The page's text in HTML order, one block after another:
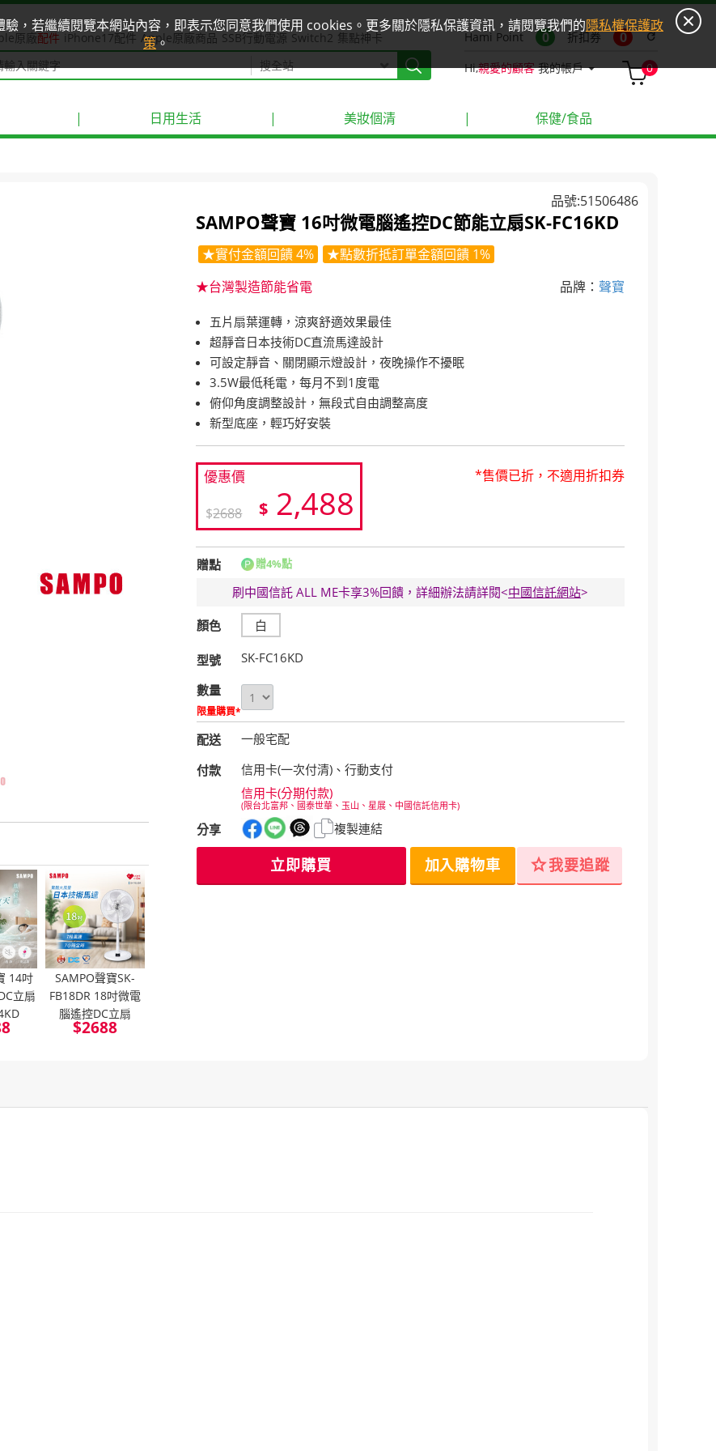
，若繼續閱覽本網站內容，即表示您同意我們使用 cookies。更多關於隱私保護資訊，請閱覽我們的隱私權保護政
策。
原廠配件 iPhone17配件 Apple原廠商品 SSB行動電源 Switch2 集點神卡 Hami Point 0 折扣券 0 refresh
Hi,親愛的顧客 我的帳戶 0
| 日用生活 | 美妝個清 | 保健/食品
品號:51506486
14吋
立扇
SAMPO聲寶SK-
FB18DR 18吋微電
腦遙控DC立扇
$2688
SAMPO聲寶 16吋微電腦遙控DC節能立扇SK-FC16KD
★實付金額回饋 4%
★點數折抵訂單金額回饋 1%
★台灣製造節能省電
品牌： 聲寶
五片扇葉運轉，涼爽舒適效果最佳
超靜音日本技術DC直流馬達設計
可設定靜音、關閉顯示燈設計，夜晚操作不擾眠
3.5W最低秏電，每月不到1度電
俯仰角度調整設計，無段式自由調整高度
新型底座，輕巧好安裝
優惠價
$2,488
$2688
*售價已折，不適用折扣券
贈點 贈4%點
刷中國信託 ALL ME卡享3%回饋，詳細辦法請詳閱<中國信託網站>
顏色 白
型號
SK-FC16KD
數量
限量購買*
配送
一般宅配
付款
信用卡(一次付清)、行動支付
信用卡(分期付款)
(限台北富邦、國泰世華、玉山、星展、中國信託信用卡)
分享 複製連結
立即購買 加入購物車 star我要追蹤